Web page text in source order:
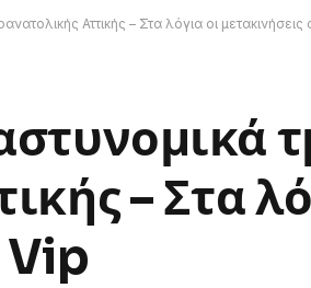
Αττικής – Στα λόγια οι μετακινήσεις
– Στα
Vip